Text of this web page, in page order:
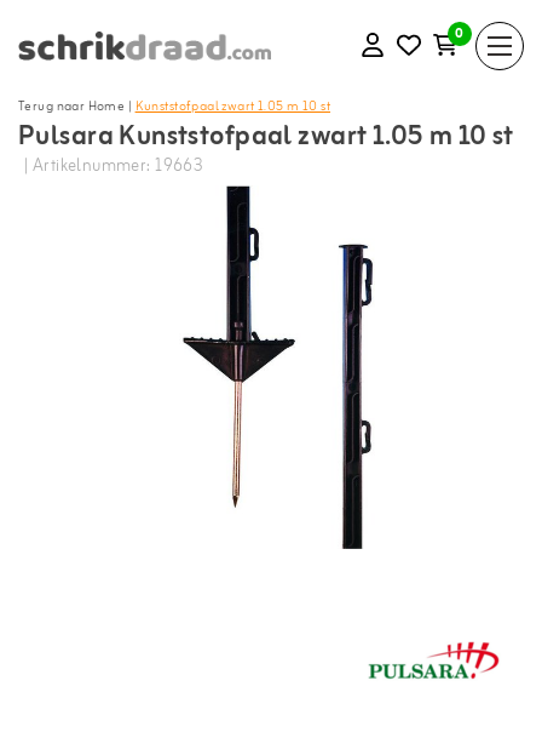
0
Terug naar Home |Kunststofpaal zwart 1.05 m 10 st
Pulsara Kunststofpaal zwart 1.05 m 10 st
| Artikelnummer: 19663